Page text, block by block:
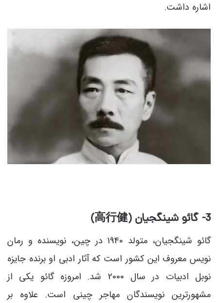
اشاره داشت.
3- گائو شینگجیان (高行健
)
گائو شینگجیان، متولد 1940 در چین، نویسنده و رمان
نویس معروف این کشور است که آثار ادبی او برنده جایزه
نوبل ادبیات در سال 2000 شد. امروزه گائو یکی از
مشهورترین نویسندگان مهاجر چینی است. علاوه بر